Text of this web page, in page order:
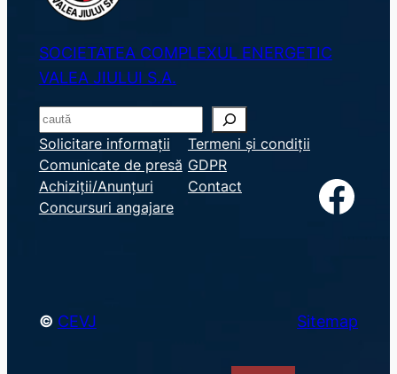
SOCIETATEA COMPLEXUL ENERGETIC
VALEA JIULUI S.A.
S
e
a
r
c
Solicitare informații
Comunicate de presă
Achiziții/Anunțuri
Concursuri angajare
Termeni și condiții
GDPR
Contact
Facebook
© CEVJ Sitemap